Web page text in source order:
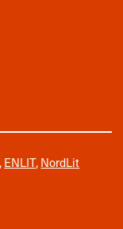
,ENLIT,NordLit